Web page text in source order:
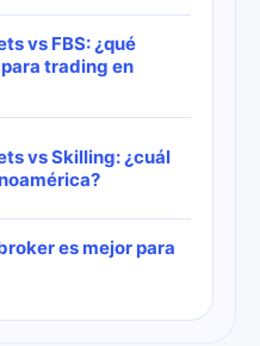
vs FBS: ¿qué
trading en
vs Skilling: ¿cuál
es mejor para